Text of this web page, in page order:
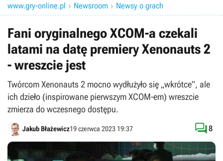
www.gry-online.pl  Newsroom  Newsy o grach
Fani oryginalnego XCOM-a czekali
latami na datę premiery Xenonauts 2
- wreszcie jest
Twórcom Xenonauts 2 mocno wydłużyło się „wkrótce”, ale
ich dzieło (inspirowane pierwszym XCOM-em) wreszcie
zmierza do wczesnego dostępu.
Jakub Błażewicz19 czerwca 2023 19:37 8